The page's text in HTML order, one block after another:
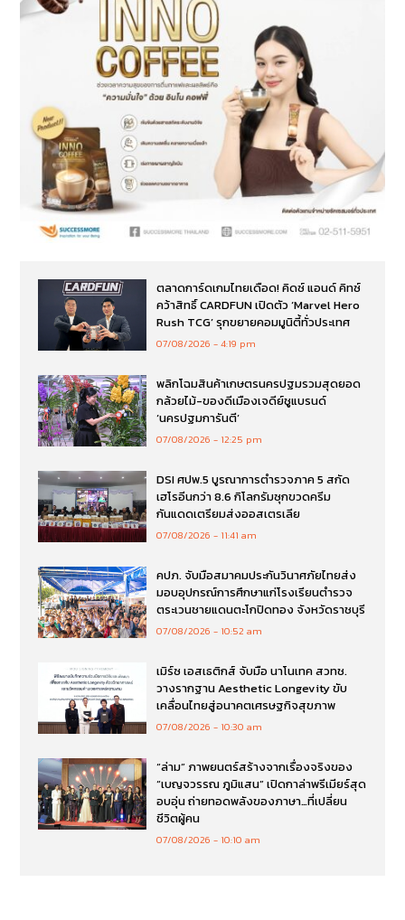
ตลาดการ์ดเกมไทยเดือด! คิดซ์ แอนด์ คิทซ์
คว้าสิทธิ์ CARDFUN เปิดตัว ‘Marvel Hero
Rush TCG’ รุกขยายคอมมูนิตี้ทั่วประเทศ
07/08/2026 4:19 pm
พลิกโฉมสินค้าเกษตรนครปฐมรวมสุดยอด
กล้วยไม้-ของดีเมืองเจดีย์ชูแบรนด์
‘นครปฐมการันตี’
07/08/2026 12:25 pm
DSI ศปพ.5 บูรณาการตำรวจภาค 5 สกัด
เฮโรอีนกว่า 8.6 กิโลกรัมซุกขวดครีม
กันแดดเตรียมส่งออสเตรเลีย
07/08/2026 11:41 am
คปภ. จับมือสมาคมประกันวินาศภัยไทยส่ง
มอบอุปกรณ์การศึกษาแก่โรงเรียนตำรวจ
ตระเวนชายแดนตะโกปิดทอง จังหวัดราชบุรี
07/08/2026 10:52 am
เมิร์ซ เอสเธติกส์ จับมือ นาโนเทค สวทช.
วางรากฐาน Aesthetic Longevity ขับ
เคลื่อนไทยสู่อนาคตเศรษฐกิจสุขภาพ
07/08/2026 10:30 am
“ล่าม” ภาพยนตร์สร้างจากเรื่องจริงของ
“เบญจวรรณ ภูมิแสน” เปิดกาล่าพรีเมียร์สุด
อบอุ่น ถ่ายทอดพลังของภาษา…ที่เปลี่ยน
ชีวิตผู้คน
07/08/2026 10:10 am